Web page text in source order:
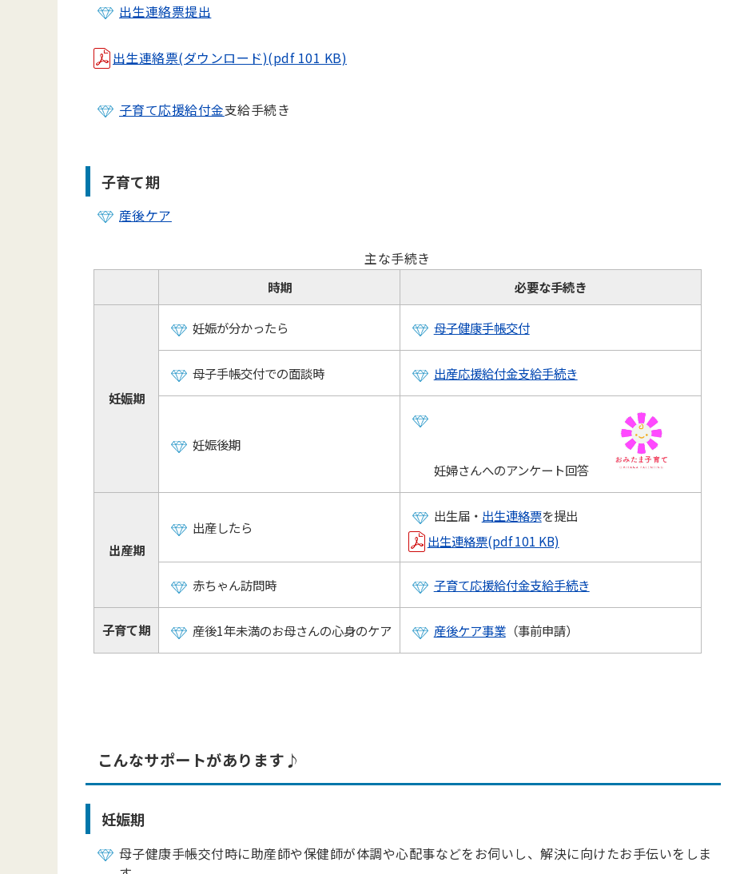
出生連絡票提出
出生連絡票(ダウンロード)(pdf 101 KB)
子育て応援給付金支給手続き
子育て期
産後ケア
主な手続き
時期 必要な手続き
妊娠期
妊娠が分かったら 母子健康手帳交付
母子手帳交付での面談時 出産応援給付金支給手続き
妊娠後期
妊婦さんへのアンケート回答
出産期
出産したら
出生届・ 出生連絡票を提出
出生連絡票(pdf 101 KB)
赤ちゃん訪問時 子育て応援給付金支給手続き
子育て期 産後1年未満のお母さんの心身のケア 産後ケア事業（事前申請）
こんなサポートがあります♪
妊娠期
母子健康手帳交付時に助産師や保健師が体調や心配事などをお伺いし、解決に向けたお手伝いをしま